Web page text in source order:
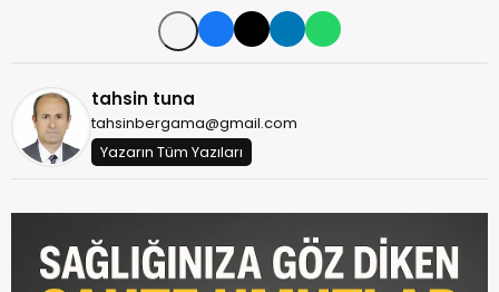
tahsin tuna
tahsinbergama@gmail.com
Yazarın Tüm Yazıları